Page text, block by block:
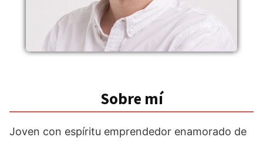
Sobre mí
Joven con espíritu emprendedor enamorado de